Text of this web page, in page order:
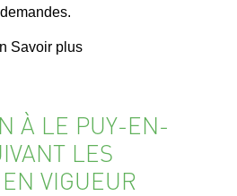
demandes.
Savoir plus
À LE PUY-EN-
LES
VIGUEUR